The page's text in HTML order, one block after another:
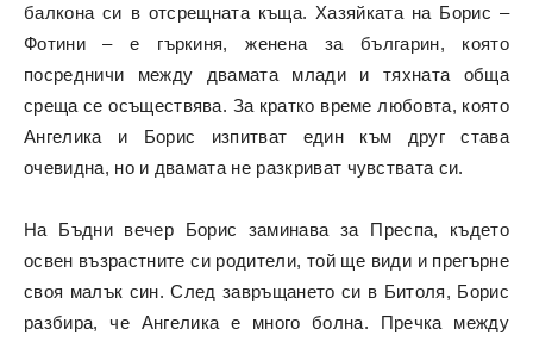
балкона си в отсрещната къща. Хазяйката на Борис –
Фотини – е гъркиня, женена за българин, която
посредничи между двамата млади и тяхната обща
среща се осъществява. За кратко време любовта, която
Ангелика и Борис изпитват един към друг става
очевидна, но и двамата не разкриват чувствата си.
На Бъдни вечер Борис заминава за Преспа, където
освен възрастните си родители, той ще види и прегърне
своя малък син. След завръщането си в Битоля, Борис
разбира, че Ангелика е много болна. Пречка между